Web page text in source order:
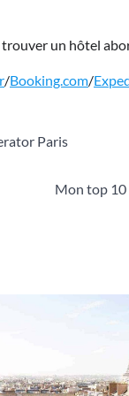
un hôtel
/Booking.com/
Paris
Mon top 10